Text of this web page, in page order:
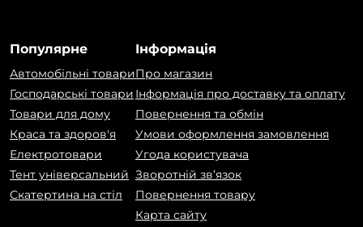
Популярне
Автомобільні товари
Господарські товари
Товари для дому
Краса та здоров'я
Електротовари
Тент універсальний
Скатертина на стіл
Інформація
Про магазин
Інформація про доставку та оплату
Повернення та обмін
Умови оформлення замовлення
Угода користувача
Зворотній зв’язок
Повернення товару
Карта сайту